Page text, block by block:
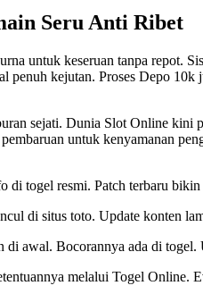
Seru Anti Ribet
untuk keseruan tanpa repot.
penuh kejutan. Proses Depo
sejati. Dunia Slot Online kini
untuk kenyamanan
di togel resmi. Patch terbaru
di situs toto. Update konten
di awal. Bocorannya ada di togel.
melalui Togel Online.